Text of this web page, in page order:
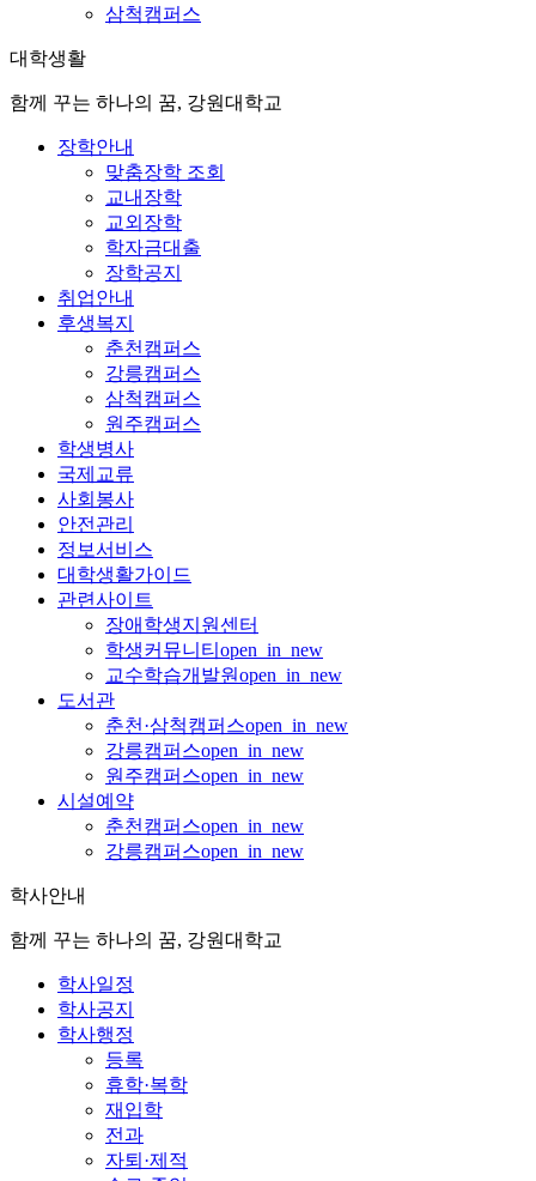
삼척캠퍼스
대학생활
함께 꾸는 하나의 꿈, 강원대학교
장학안내
맞춤장학 조회
교내장학
교외장학
학자금대출
장학공지
취업안내
후생복지
춘천캠퍼스
강릉캠퍼스
삼척캠퍼스
원주캠퍼스
학생병사
국제교류
사회봉사
안전관리
정보서비스
대학생활가이드
관련사이트
장애학생지원센터
학생커뮤니티 open_in_new
교수학습개발원open_in_new
도서관
춘천·삼척캠퍼스open_in_new
강릉캠퍼스open_in_new
원주캠퍼스open_in_new
시설예약
춘천캠퍼스open_in_new
강릉캠퍼스open_in_new
학사안내
함께 꾸는 하나의 꿈, 강원대학교
학사일정
학사공지
학사행정
등록
휴학·복학
재입학
전과
자퇴·제적